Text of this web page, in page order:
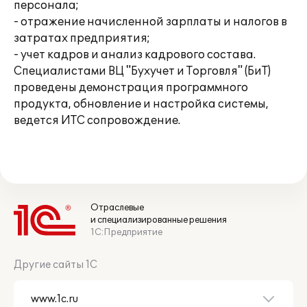
персонала;
- отражение начисленной зарплаты и налогов в
затратах предприятия;
- учет кадров и анализ кадрового состава.
Специалистами ВЦ "Бухучет и Торговля" (БиТ)
проведены демонстрация программного
продукта, обновление и настройка системы,
ведется ИТС сопровождение.
Отраслевые
и специализированные решения
1С:Предприятие
Другие сайты 1С